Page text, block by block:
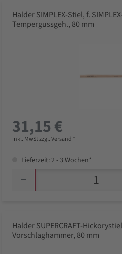
Halder SIMPLEX-Stiel, f.
Tempergussgeh., 80 mm
31,15 €
inkl. MwSt zzgl. Versand *
Lieferzeit: 2 - 3 Wochen*
Halder SUPERCRAFT-
Vorschlaghammer, 80 mm